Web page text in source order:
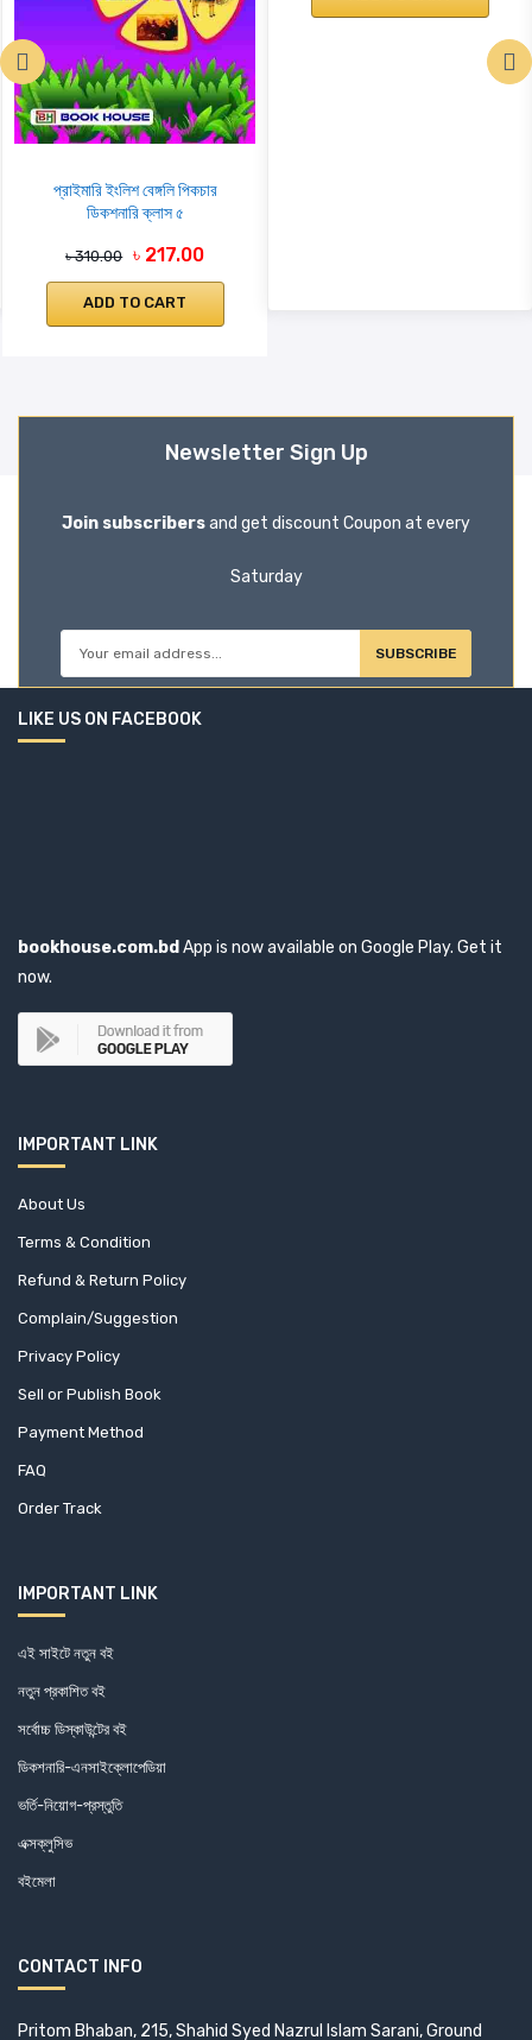
প্রাইমারি ইংলিশ বেঙ্গলি পিকচার
ডিকশনারি ক্লাস ৫
৳ 310.00 ৳ 217.00
ADD TO CART
Newsletter Sign Up
Join subscribersand get discount Coupon at every
Saturday
SUBSCRIBE
LIKE US ON FACEBOOK
bookhouse.com.bd App is now available on Google Play. Get it
now.
IMPORTANT LINK
About Us
Terms & Condition
Refund & Return Policy
Complain/Suggestion
Privacy Policy
Sell or Publish Book
Payment Method
FAQ
Order Track
IMPORTANT LINK
এই সাইটে নতুন বই
নতুন প্রকাশিত বই
সর্বোচ্চ ডিস্কাউন্টের বই
ডিকশনারি-এনসাইক্লোপেডিয়া
ভর্তি-নিয়োগ-প্রস্তুতি
এক্সক্লুসিভ
বইমেলা
CONTACT INFO
Pritom Bhaban, 215, Shahid Syed Nazrul Islam Sarani, Ground